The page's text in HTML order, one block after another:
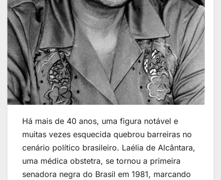
Há mais de 40 anos, uma figura notável e
muitas vezes esquecida quebrou barreiras no
cenário político brasileiro. Laélia de Alcântara,
uma médica obstetra, se tornou a primeira
senadora negra do Brasil em 1981, marcando